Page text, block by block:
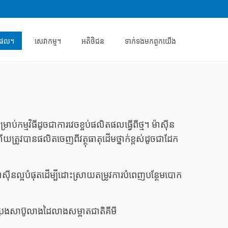
ល។ សេវាកម្ម។ អតិថិជន ទាក់ទង​មក​ពួក​យើង
ម្មវិធីដូចជាការវេចខ្ចប់ផលិតផលធ្វើពីថ្ម។ ម៉ាស៊ីន
រូវបានផលិតចេញពីវត្ថុធាតុដើមថ្នាក់ខ្ពស់ដូចជាដែក
នល្អបំផុតដើម្បីដោះស្រាយតម្រូវការបំពេញបន្ថែមបោក
ងសាប៊ូលាងដៃលាងសម្អាតជាតិគីមី